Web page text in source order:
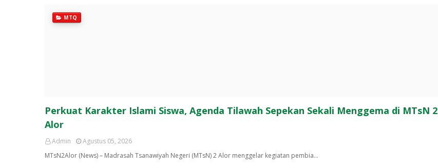
MTQ
Perkuat Karakter Islami Siswa, Agenda Tilawah Sepekan Sekali Menggema di MTsN 2
Alor
Admin
Agustus 05, 2026
MTsN2Alor (News) – Madrasah Tsanawiyah Negeri (MTsN) 2 Alor menggelar kegiatan pembia…